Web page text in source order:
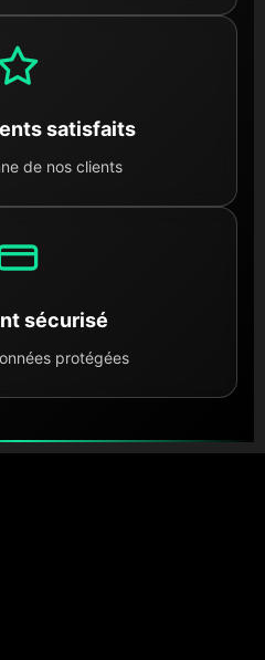
satisfaits
de nos clients
sécurisé
protégées